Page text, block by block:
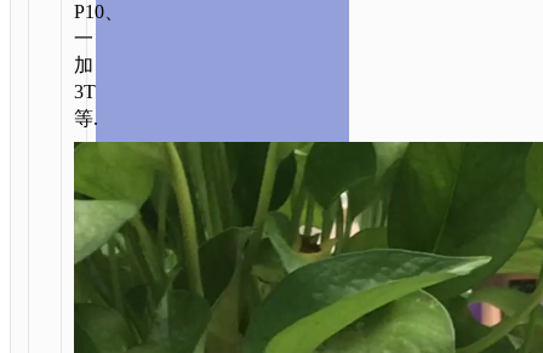
P10、
一
加
3T
等.